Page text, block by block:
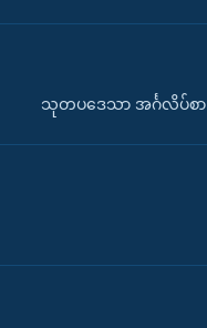
သုတပဒေသာ အင်္ဂလိပ်စာ